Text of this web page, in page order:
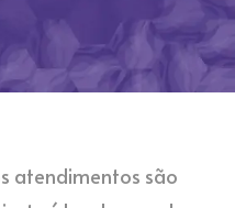
atendimentos são